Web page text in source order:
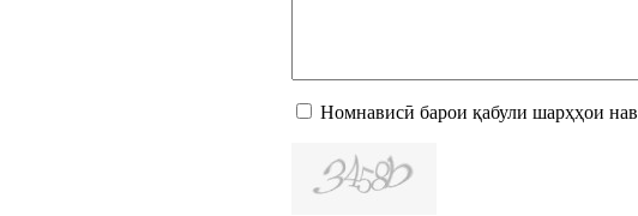
Номнависӣ барои қабули шарҳҳои нав